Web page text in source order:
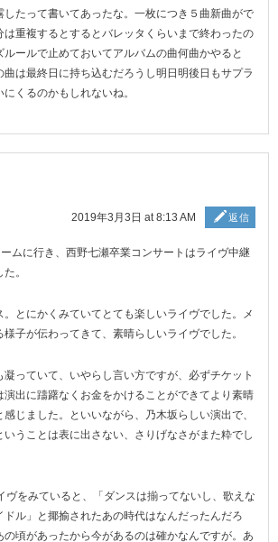
したって書いてあったな。一枚につき５曲新曲がで
は重複するとするとバレッタくらいまで終わったの
ールで止めておいてアルバムの曲何曲かやると
は最終日に持ち込むだろうし明日明後日もサプラ
くるのかもしれないね。
2019年3月3日 at 8:13 AM 返信
ムに行き、西野七瀬卒業コンサートはライヴ中継
。
とにかくみていてとても楽しいライヴでした。メ
子が伝わってきて、素晴らしいライヴでした。
っていて、いやらし言い方ですが、必ずチケット
演出に躊躇なくお金をかけることができてより素晴
じました。といいながら、乃木坂らしい演出で、
いうことは表に出さない、さりげなさがまた粋でし
ヴをみていると、「ダンスは揃ってないし、歌えな
ドル」と揶揄されたあの時代はなんだったんだろ
の頃があったから今があるのは確かなんですが。あ